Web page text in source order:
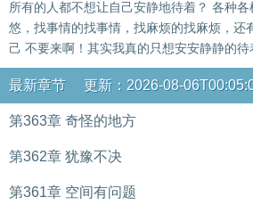
所有的人都不想让自己安静地待着？ 各种
悠，找事情的找事情，找麻烦的找麻烦，还
己 不要来啊！其实我真的只想安安静静的待
最新章节 更新：2026-08-
第363章 奇怪的地方
第362章 犹豫不决
第361章 空间有问题